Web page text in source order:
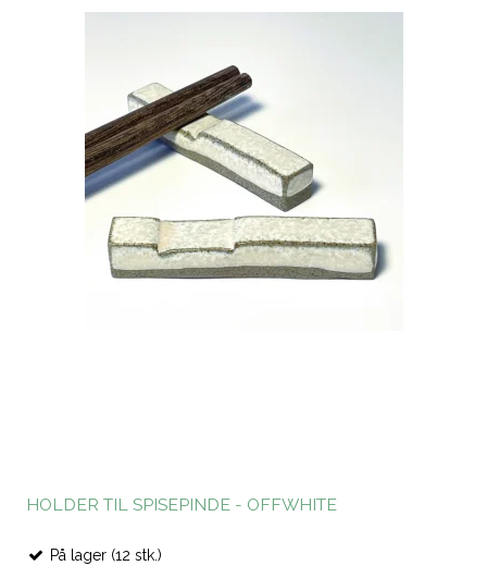
HOLDER TIL SPISEPINDE - OFFWHITE
På lager (12 stk.)